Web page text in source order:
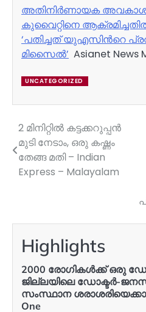
അതിനിർണായക
കുവൈറ്റിനെ
‘പതിച്ചത് യുഎസിന്‍റെ
മിസൈൽ’ Asianet News
UNCATEGORIZED
Post
navigation
2 മിനിറ്റിൽ കട്ടക്കറുപ്പൻ
മുടി നേടാം, ഒരു കഷ്ണം
തേങ്ങ മതി – Indian
Express – Malayalam
Highlights
2000 രോഗികൾക്ക് ഒരു
ജില്ലയിലെ ഡോക്ടർ-
സംസ്ഥാന
One